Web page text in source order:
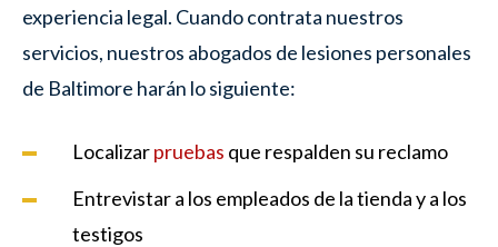
experiencia legal. Cuando contrata nuestros
servicios, nuestros abogados de lesiones personales
de Baltimore harán lo siguiente:
Localizarpruebas que respalden su reclamo
Entrevistar a los empleados de la tienda y a los
testigos